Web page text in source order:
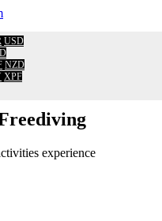
USD
NZD
XPF
experience